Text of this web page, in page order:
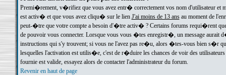
Premi�rement, v�rifiez que vous avez entr� correctement vos nom d'utilisateur
est activ� et que vous avez cliqu� sur le lien J'ai moins de 13 ansau moment de
peut-�tre que votre compte a besoin d'�tre activ� ? Certains forums requi�rent
de pouvoir vous connecter. Lorsque vous vous �tes enregistr�, un message aurait
instructions qui s'y trouvent; si vous ne l'avez pas re�u, alors �tes-vous bien s�r
lesquelles l'activation est utilis�e, c'est de r�duire les chances de voir des
fournie est valide, essayez alors de contacter l'administrateur du forum.
Revenir en haut de page